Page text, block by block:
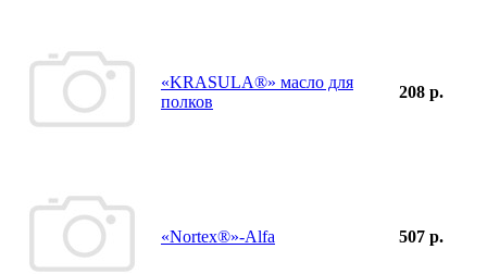
«KRASULA®» масло для
полков
208 р.
«Nortex®»-Alfa 507 р.